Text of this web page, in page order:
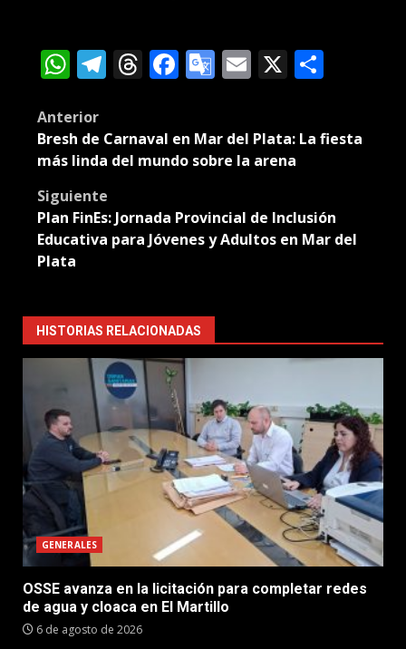
WhatsApp
Telegram
Threads
Facebook
Google
Email
X
Post
navigation
Anterior
Bresh de Carnaval en Mar del Plata: La fiesta
más linda del mundo sobre la arena
Siguiente
Plan FinEs: Jornada Provincial de Inclusión
Educativa para Jóvenes y Adultos en Mar del
Plata
HISTORIAS RELACIONADAS
GENERALES
OSSE avanza en la licitación para completar redes
de agua y cloaca en El Martillo
6 de agosto de 2026